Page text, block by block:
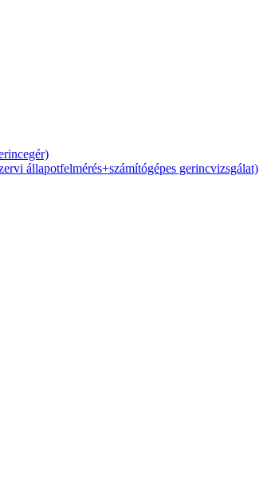
állapotfelmérés+számítógépes gerincvizsgálat)